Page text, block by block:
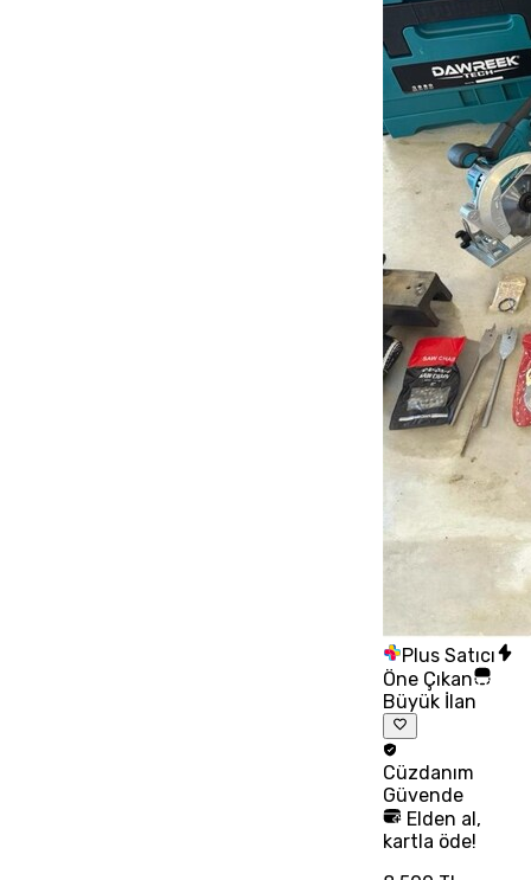
Plus Satıcı
Öne Çıkan
Büyük İlan
Cüzdanım
Güvende
Elden al,
kartla öde!